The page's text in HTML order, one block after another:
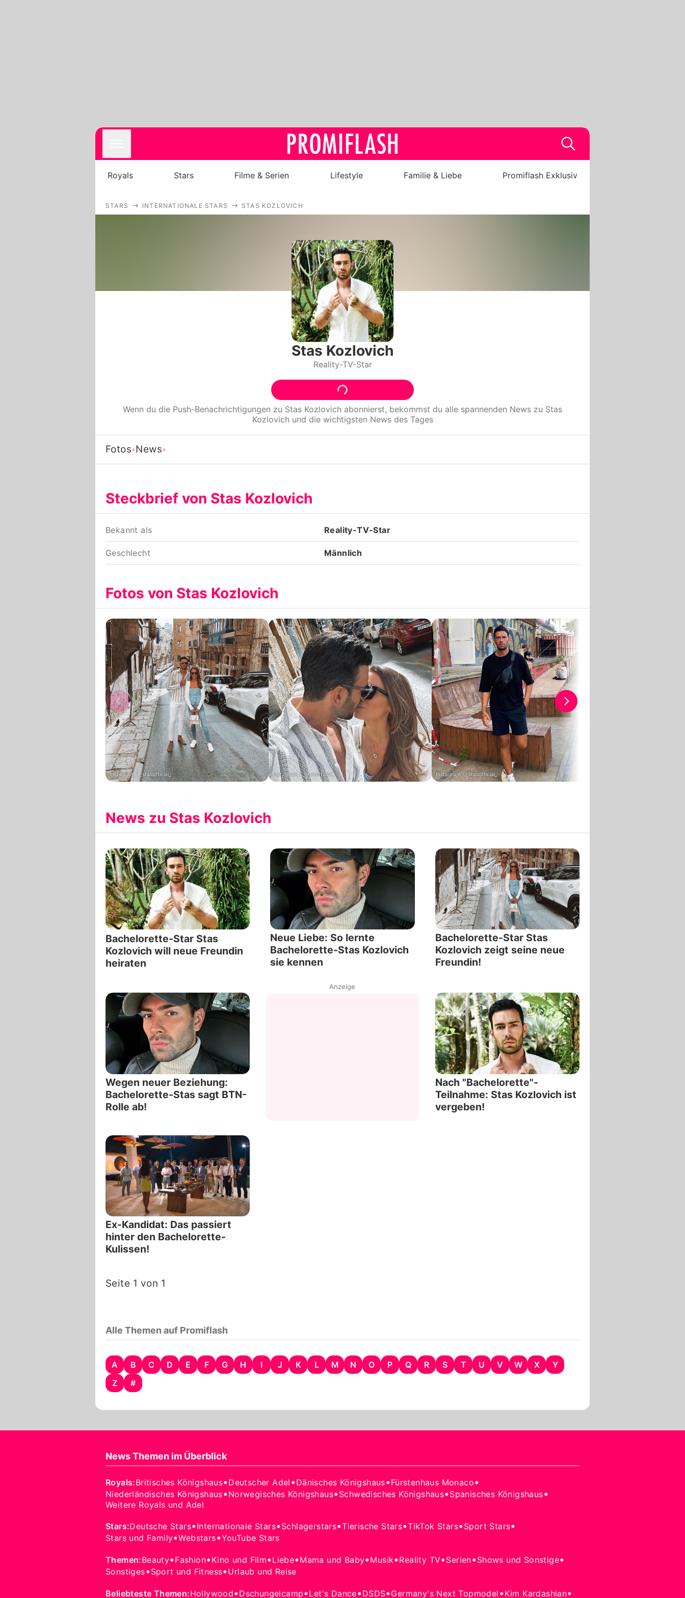
Filme & Serien
Lifestyle
Familie & Liebe
Promiflash Exklusiv
Alle Themen auf Promiflash
Jobs
App runterladen
Team
Nutzungsbedingungen
Royals Stars Filme & Serien Lifestyle Familie & Liebe Promiflash Exklusiv
STARS INTERNATIONALE STARS STAS KOZLOVICH
Stas Kozlovich
Reality-TV-Star
Wenn du die Push-Benachrichtigungen zu Stas Kozlovich abonnierst, bekommst du alle spannenden News zu Stas
Kozlovichund die wichtigsten News des Tages
Fotos News
Steckbrief von Stas Kozlovich
Bekannt als Reality-TV-Star
Geschlecht Männlich
Fotos von Stas Kozlovich
Instagram / _stasofficial_ Instagram / _stasofficial_ Instagram / _stasofficial_
News zu Stas Kozlovich
Bachelorette-Star Stas
Kozlovich will neue Freundin
heiraten
Neue Liebe: So lernte
Bachelorette-Stas Kozlovich
sie kennen
Bachelorette-Star Stas
Kozlovich zeigt seine neue
Freundin!
Wegen neuer Beziehung:
Bachelorette-Stas sagt BTN-
Rolle ab!
Anzeige
Nach "Bachelorette"-
Teilnahme: Stas Kozlovich ist
vergeben!
Ex-Kandidat: Das passiert
hinter den Bachelorette-
Kulissen!
Seite 1 von 1
Alle Themen auf Promiflash
A B C D E F G H I J K L M N O P Q R S T U V W X
Y
Z
#
News Themen im Überblick
Royals:Britisches Königshaus•Deutscher Adel •Dänisches Königshaus•Fürstenhaus Monaco•
Niederländisches Königshaus•Norwegisches Königshaus•Schwedisches Königshaus•Spanisches Königshaus•
Weitere Royals und Adel
Stars:Deutsche Stars•Internationale Stars•Schlagerstars•Tierische Stars•TikTok Stars•Sport Stars•
Stars und Family•Webstars•YouTube Stars
Themen:Beauty•Fashion•Kino und Film•Liebe•Mama und Baby•Musik•Reality TV•Serien•Shows und Sonstige•
Sonstiges•Sport und Fitness•Urlaub und Reise
Beliebteste Themen:Hollywood•Dschungelcamp•Let's Dance•DSDS•Germany's Next Topmodel •Kim Kardashian•